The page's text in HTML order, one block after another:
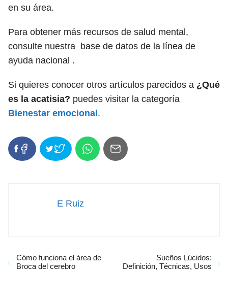
en su área.
Para obtener más recursos de salud mental,
consulte nuestra base de datos de la línea de
ayuda nacional .
Si quieres conocer otros artículos parecidos a ¿Qué
es la acatisia? puedes visitar la categoría
Bienestar emocional .
E Ruiz
Cómo funciona el área de
Broca del cerebro
Sueños Lúcidos:
Definición, Técnicas, Usos